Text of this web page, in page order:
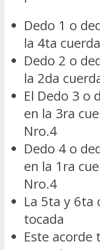
Dedo 1 o
la 4ta
Dedo 2 o
la 2da
El Dedo 3 o
en la 3ra
Nro.4
Dedo 4 o
en la 1ra
Nro.4
La 5ta y 6ta
tocada
Este acorde